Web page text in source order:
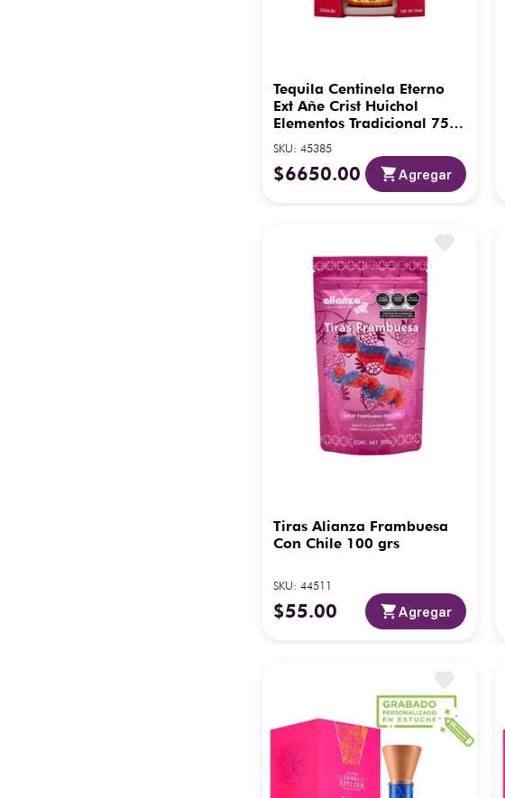
Tequila Centinela Eterno
Ext Añe Crist Huichol
Elementos Tradicional 750
ml
SKU:45385
$6650.00 Agregar
Tiras Alianza Frambuesa
Con Chile 100 grs
SKU:44511
$55.00 Agregar